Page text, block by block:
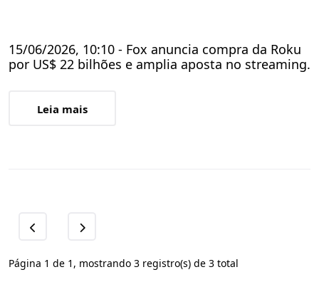
15/06/2026, 10:10 - Fox anuncia compra da Roku
por US$ 22 bilhões e amplia aposta no streaming.
Leia mais
Página 1 de 1, mostrando 3 registro(s) de 3 total